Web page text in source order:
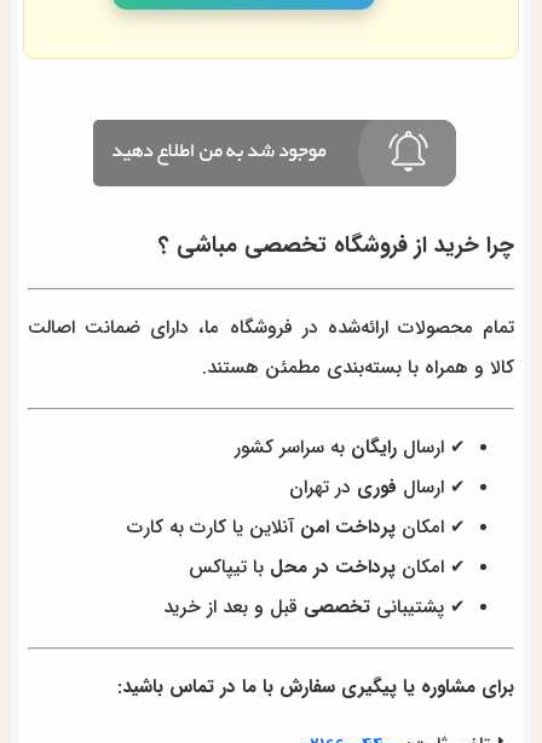
چرا خرید از فروشگاه تخصصی مباشی ؟
تمام محصولات ارائه‌شده در فروشگاه ما، دارای ضمانت اصالت
کالا و همراه با بسته‌بندی مطمئن هستند.
✔ ارسالرایگان به سراسر کشور
✔ ارسال فوری در تهران
✔ امکانپرداخت امن آنلاین یا کارت به کارت
✔ امکانپرداخت در محل با تیپاکس
✔ پشتیبانیتخصصی قبل و بعد از خرید
برای مشاوره یا پیگیری سفارش با ما در تماس باشید: